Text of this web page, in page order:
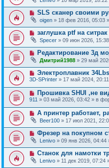
и
е
щ
е
н
и
е
о
о
б
щ
н
и
е
в
о
е
с
о
о
б
щ
е
н
и
е
Н
в
о
е
с
о
б
щ
е
н
и
е
SLS сканер своими
oigen » 18 фев 2016, 05:03
Н
в
о
е
с
о
о
б
е
н
и
е
заглушка ptf на
Specer » 09 июн 2026,
Н
в
о
е
с
о
б
н
и
е
Редактирование 3д
Дмитрий1988 » 29 май
Н
о
в
о
е
с
о
о
б
щ
е
н
и
е
Электроплавник
3D-SPrinter » 17 май 2024,
Н
о
в
о
е
с
о
о
б
щ
е
н
и
Прошивка SHUI ,не
911 » 03 май 2026, 03:42 » в
Н
в
о
е
с
о
о
б
щ
А принтер работает,
Beer100 » 17 июл 2021,
Н
в
о
е
с
о
Фрезер на покупном
Lenivo » 09 янв 2026,
Н
в
Станок для намотки
Lenivo » 11 дек 2019, 07:24